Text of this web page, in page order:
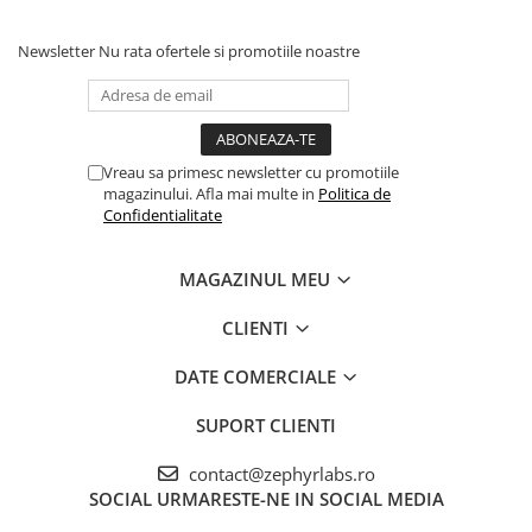
Newsletter Nu rata ofertele si promotiile noastre
Vreau sa primesc newsletter cu promotiile
magazinului. Afla mai multe in Politica de
Confidentialitate
MAGAZINUL MEU
CLIENTI
DATE COMERCIALE
SUPORT CLIENTI
contact@zephyrlabs.ro
SOCIAL URMARESTE-NE IN SOCIAL MEDIA